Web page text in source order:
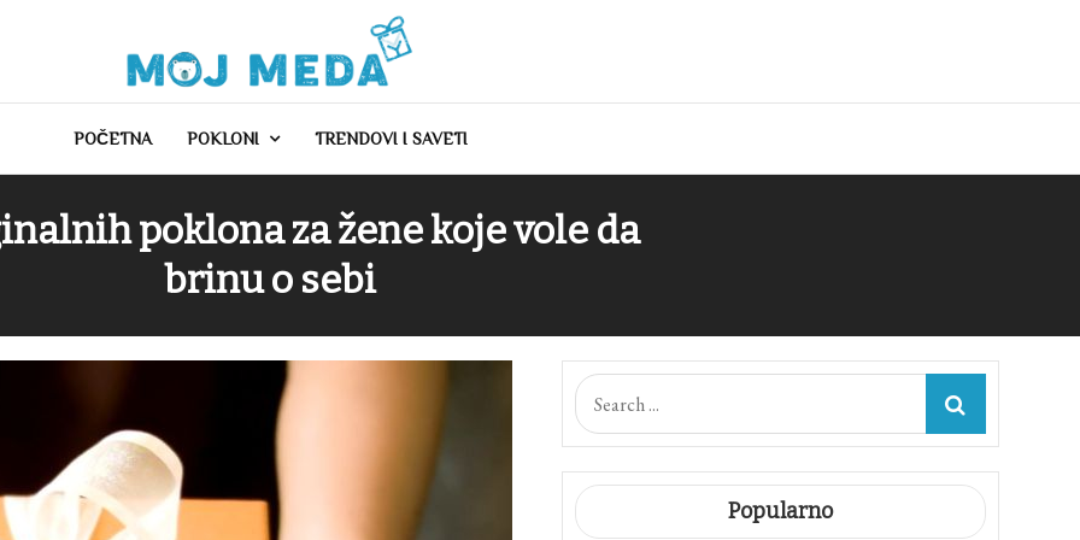
POČETNA POKLONI TRENDOVI I SAVETI
poklona za žene koje vole da
brinu o sebi
Search
for:
Popularno